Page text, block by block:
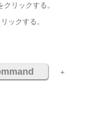
リックする。
ックする。
+